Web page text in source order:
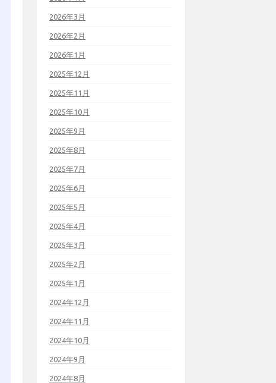
2026年3月
2026年2月
2026年1月
2025年12月
2025年11月
2025年10月
2025年9月
2025年8月
2025年7月
2025年6月
2025年5月
2025年4月
2025年3月
2025年2月
2025年1月
2024年12月
2024年11月
2024年10月
2024年9月
2024年8月